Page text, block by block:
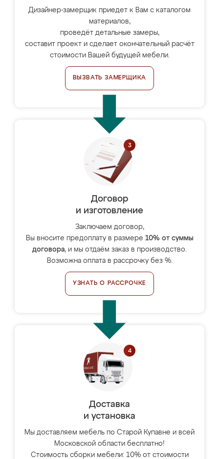
Дизайнер-замерщик приедет к Вам с каталогом
материалов,
проведёт детальные замеры,
составит проект и сделает окончательный расчёт
стоимости Вашей будущей мебели.
ВЫЗВАТЬ ЗАМЕРЩИКА
Договор
и изготовление
Заключаем договор,
Вы вносите предоплату в размере 10% от суммы
договора, и мы отдаём заказ в производство.
Возможна оплата в рассрочку без %.
УЗНАТЬ О РАССРОЧКЕ
Доставка
и установка
Мы доставляем мебель по Старой Купавне и всей
Московской области бесплатно!
Стоимость сборки мебели: 10% от стоимости